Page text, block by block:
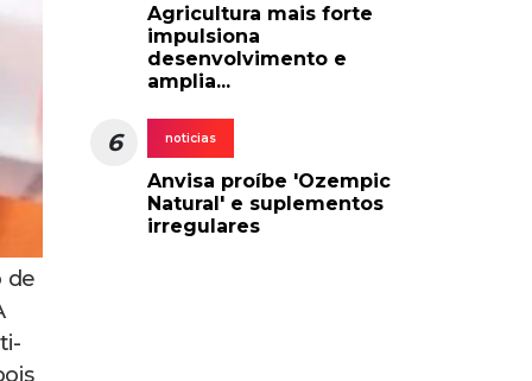
de
Agricultura mais forte
impulsiona
desenvolvimento e
amplia...
6 noticias
Anvisa proíbe 'Ozempic
Natural' e suplementos
irregulares